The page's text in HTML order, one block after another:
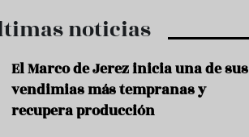
i
i
noticias
El Marco de Jerez inicia una de sus
vendimias más tempranas y
recupera producción